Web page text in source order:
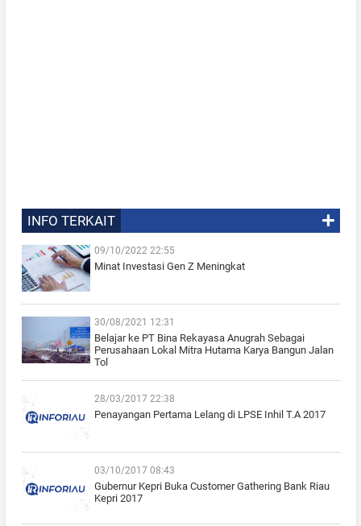
INFO TERKAIT
09/10/2022 22:55
Minat Investasi Gen Z Meningkat
30/08/2021 12:31
Belajar ke PT Bina Rekayasa Anugrah Sebagai
Perusahaan Lokal Mitra Hutama Karya Bangun Jalan
Tol
28/03/2017 22:38
Penayangan Pertama Lelang di LPSE Inhil T.A 2017
03/10/2017 08:43
Gubernur Kepri Buka Customer Gathering Bank Riau
Kepri 2017